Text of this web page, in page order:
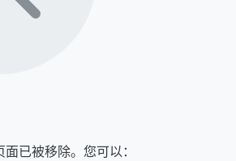
已被移除。您可以：